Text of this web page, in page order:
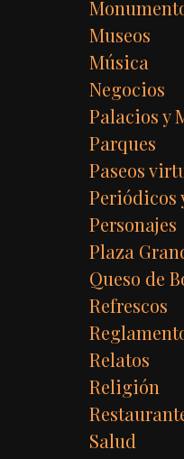
Museos
Música
Negocios
Palacios y
Parques
Paseos
Periódicos
Personajes
Plaza
Queso de
Refrescos
Relatos
Religión
Salud